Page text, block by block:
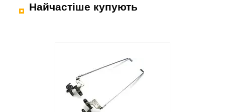
Найчастіше купують